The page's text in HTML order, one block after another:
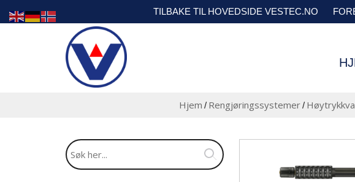
TILBAKE TIL HOVEDSIDE VESTEC.NO
Hjem / Rengjøringssystemer/